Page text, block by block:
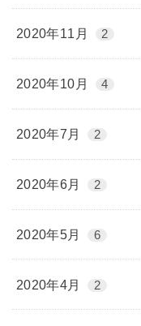
2020年11月 2
2020年10月 4
2020年7月 2
2020年6月 2
2020年5月 6
2020年4月 2